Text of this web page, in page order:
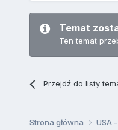
Temat
Ten temat
Przejdź do listy
Strona główna USA